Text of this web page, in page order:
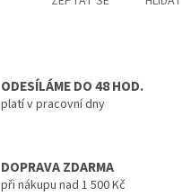
ODESÍLÁME DO 48 HOD.
platí v pracovní dny
DOPRAVA ZDARMA
při nákupu nad 1 500 Kč